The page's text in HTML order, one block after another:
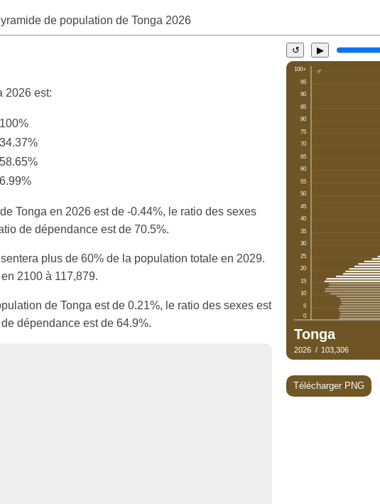
de population de Tonga 2026
2026 est:
100%
34.37%
58.65%
6.99%
Tonga en 2026 est de -0.44%, le ratio des sexes
de dépendance est de 70.5%.
plus de 60% de la population totale en 2029.
2100 à 117,879.
de Tonga est de 0.21%, le ratio des sexes est
dépendance est de 64.9%.
↺ ▶
Télécharger PNG